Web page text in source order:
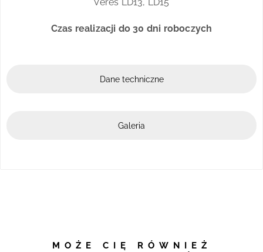
Dane techniczne
Galeria
Veres LD13, LD15
Czas realizacji do 30 dni roboczych
MOŻE CIĘ RÓWNIEŻ